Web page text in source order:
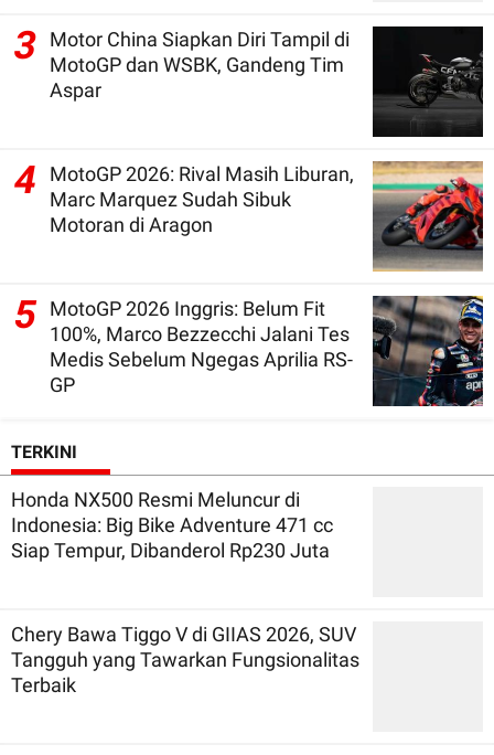
3
Motor China Siapkan Diri Tampil di
MotoGP dan WSBK, Gandeng Tim
Aspar
4
MotoGP 2026: Rival Masih Liburan,
Marc Marquez Sudah Sibuk
Motoran di Aragon
5 MotoGP 2026 Inggris: Belum Fit
100%, Marco Bezzecchi Jalani Tes
Medis Sebelum Ngegas Aprilia RS-
GP
TERKINI
Honda NX500 Resmi Meluncur di
Indonesia: Big Bike Adventure 471 cc
Siap Tempur, Dibanderol Rp230 Juta
Chery Bawa Tiggo V di GIIAS 2026, SUV
Tangguh yang Tawarkan Fungsionalitas
Terbaik